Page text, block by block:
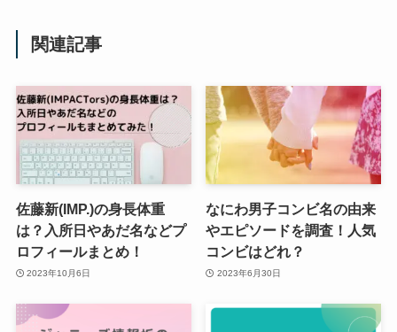
関連記事
佐藤新(IMP.)の身長体重
は？入所日やあだ名などプ
ロフィールまとめ！
2023年10月6日
なにわ男子コンビ名の由来
やエピソードを調査！人気
コンビはどれ？
2023年6月30日